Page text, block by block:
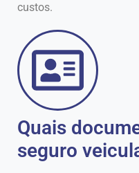
custos.
Quais
seguro